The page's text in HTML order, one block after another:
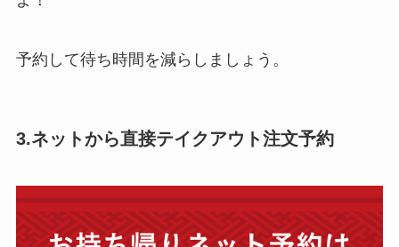
予約して待ち時間を減らしましょう。
3.ネットから直接テイクアウト注文予約